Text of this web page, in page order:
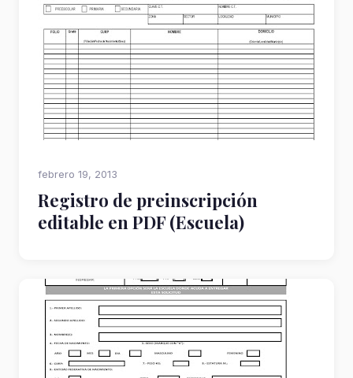
febrero 19, 2013
Registro de preinscripción
editable en PDF (Escuela)